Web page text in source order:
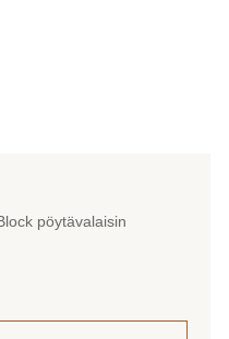
pöytävalaisin